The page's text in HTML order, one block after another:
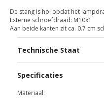
De stang is hol opdat het
Externe schroefdraad: M10x1
Aan beide kanten zit ca. 0.7 cm
Technische Staat
Specificaties
Materiaal: